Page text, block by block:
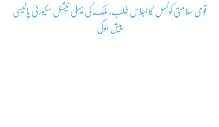
قومی سلامتی کونسل کا اجلاس طلب، ملک کی پہلی نیشنل سکیورٹی پالیسی
پیش ہوگی